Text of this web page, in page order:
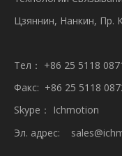
Цзяннин, Нанкин, Пр.
Тел： +86 25 5118
Факс: +86 25 5118
Skype： Ichmotion
Эл. адрес: